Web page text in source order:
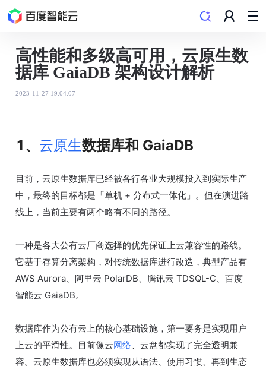
高性能和多级高可用，云原生数
据库 GaiaDB 架构设计解析
2023-11-27 19:04:07
1、 云原生数据库和 GaiaDB
目前，云原生数据库已经被各行各业大规模投入到实际生产
中，最终的目标都是「单机 + 分布式一体化」。但在演进路
线上，当前主要有两个略有不同的路径。
一种是各大公有云厂商选择的优先保证上云兼容性的路线。
它基于存算分离架构，对传统数据库进行改造，典型产品有
AWS Aurora、阿里云 PolarDB、腾讯云 TDSQL-C、百度
智能云 GaiaDB。
数据库作为公有云上的核心基础设施，第一要务是实现用户
上云的平滑性。目前像云网络、云盘都实现了完全透明兼
容。云原生数据库也必须实现从语法、使用习惯、再到生态